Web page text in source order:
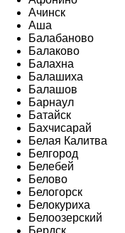
Ачинск
Аша
Балабаново
Балаково
Балахна
Балашиха
Балашов
Барнаул
Батайск
Бахчисарай
Белая Калитва
Белгород
Белебей
Белово
Белогорск
Белокуриха
Белоозерский
Бердск